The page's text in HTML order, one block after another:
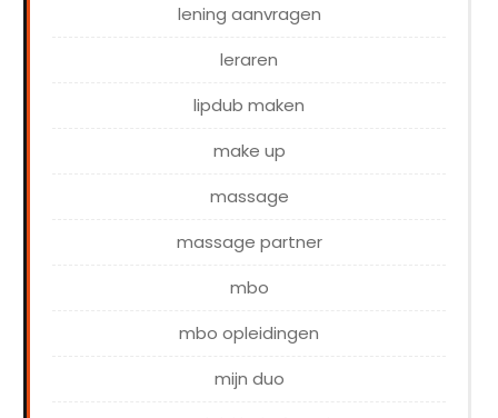
lening aanvragen
leraren
lipdub maken
make up
massage
massage partner
mbo
mbo opleidingen
mijn duo